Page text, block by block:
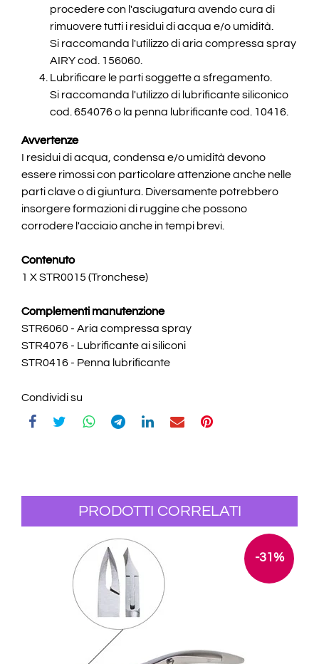
procedere con l'asciugatura avendo cura di
rimuovere tutti i residui di acqua e/o umidità.
Si raccomanda l'utilizzo di aria compressa spray
AIRY cod. 156060.
Lubrificare le parti soggette a sfregamento.
Si raccomanda l'utilizzo di lubrificante siliconico
cod. 654076 o la penna lubrificante cod. 10416.
Avvertenze
I residui di acqua, condensa e/o umidità devono
essere rimossi con particolare attenzione anche nelle
parti clave o di giuntura. Diversamente potrebbero
insorgere formazioni di ruggine che possono
corrodere l'acciaio anche in tempi brevi.
Contenuto
1 X STR0015 (Tronchese)
Complementi manutenzione
STR6060 - Aria compressa spray
STR4076 - Lubrificante ai siliconi
STR0416 - Penna lubrificante
Condividi su
PRODOTTI CORRELATI
-31%